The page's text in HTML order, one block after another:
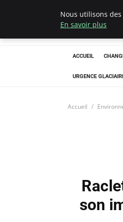
ACCUEIL
URGENCE
Accueil
son
Nous utilisons
En savoir plus